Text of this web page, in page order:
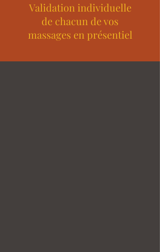
Validation individuelle
de chacun de vos
massages en présentiel